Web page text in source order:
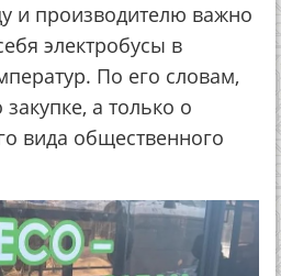
и производителю важно
электробусы в
По его словам,
а только о
вида общественного